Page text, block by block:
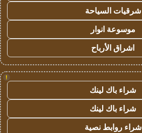
شرقيات السياحة
موسوعة انوار
اشراق الأرباح
!
شراء باك لينك
شراء باك لينك
شراء روابط نصية